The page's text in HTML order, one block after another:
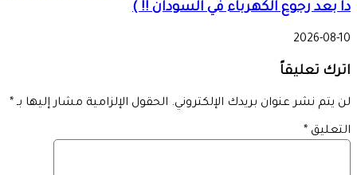
دا بعد رجوع الكهرباء في السودان !! )
2026-08-10
اترك تعليقاً
لن يتم نشر عنوان بريدك الإلكتروني. الحقول الإلزامية مشار إليها بـ *
التعليق *